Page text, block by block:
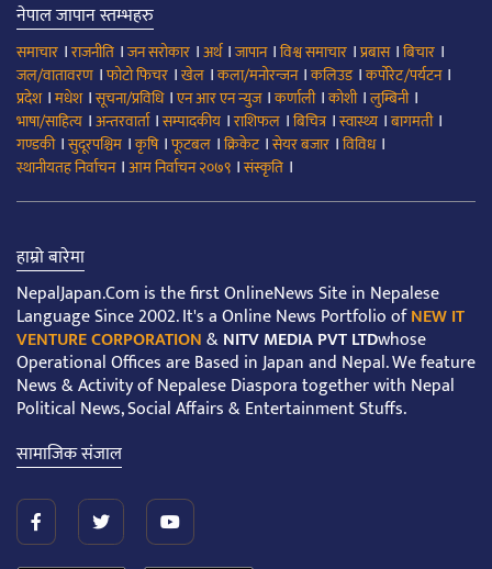
नेपाल जापान स्तम्भहरु
समाचार ।राजनीति ।जन सरोकार ।अर्थ।जापान।विश्व समाचार ।प्रबास।बिचार ।
जल/वातावरण ।फोटो फिचर ।खेल ।कला/मनोरन्जन।कलिउड।कर्पोरेट/पर्यटन।
प्रदेश।मधेश।सूचना/प्रविधि।एन आर एन न्युज।कर्णाली।कोशी।लुम्बिनी।
भाषा/साहित्य ।अन्तरवार्ता।सम्पादकीय ।राशिफल ।बिचित्र।स्वास्थ्य ।बागमती।
गण्डकी।सुदूरपश्चिम ।कृषि।फूटबल ।क्रिकेट।सेयर बजार ।विविध।
स्थानीयतह निर्वाचन।आम निर्वाचन २०७९ ।संस्कृति ।
हाम्रो बारेमा
NepalJapan.Com is the first OnlineNews Site in Nepalese
Language Since 2002. It's a Online News Portfolio ofNEW IT
VENTURE CORPORATION&NITV MEDIA PVT LTDwhose
Operational Offices are Based in Japan and Nepal. We feature
News & Activity of Nepalese Diaspora together with Nepal
Political News, Social Affairs & Entertainment Stuffs.
सामाजिक संजाल